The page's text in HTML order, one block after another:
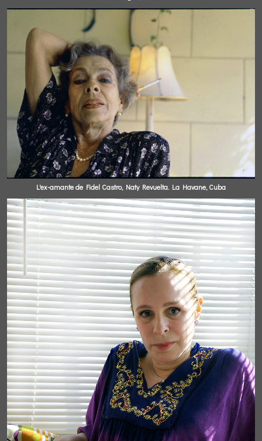
L'ex-amante de Fidel Castro, Naty Revuelta. La Havane, Cuba